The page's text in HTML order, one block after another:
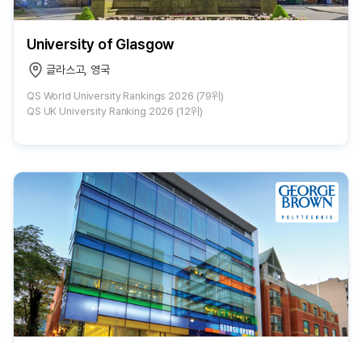
University of Glasgow
글라스고, 영국
QS World University Rankings 2026 (79위)
QS UK University Ranking 2026 (12위)